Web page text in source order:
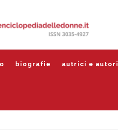
biografie autrici e autori